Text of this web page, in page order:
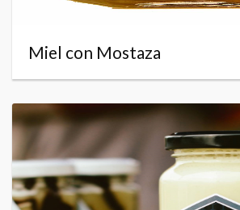
Miel con Mostaza